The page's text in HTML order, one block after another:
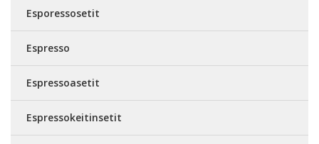
Esporessosetit
Espresso
Espressoasetit
Espressokeitinsetit